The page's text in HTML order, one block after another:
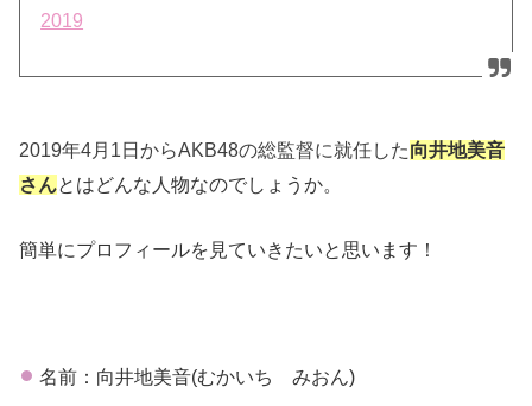
2019
2019年4月1日からAKB48の総監督に就任した向井地美音
さんとはどんな人物なのでしょうか。
簡単にプロフィールを見ていきたいと思います！
名前：向井地美音(むかいち みおん)